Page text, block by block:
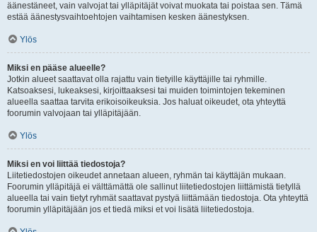
äänestäneet, vain valvojat tai ylläpitäjät voivat muokata tai poistaa sen. Tämä
estää äänestysvaihtoehtojen vaihtamisen kesken äänestyksen.
Ylös
Miksi en pääse alueelle?
Jotkin alueet saattavat olla rajattu vain tietyille käyttäjille tai ryhmille.
Katsoaksesi, lukeaksesi, kirjoittaaksesi tai muiden toimintojen tekeminen
alueella saattaa tarvita erikoisoikeuksia. Jos haluat oikeudet, ota yhteyttä
foorumin valvojaan tai ylläpitäjään.
Ylös
Miksi en voi liittää tiedostoja?
Liitetiedostojen oikeudet annetaan alueen, ryhmän tai käyttäjän mukaan.
Foorumin ylläpitäjä ei välttämättä ole sallinut liitetiedostojen liittämistä tietyllä
alueella tai vain tietyt ryhmät saattavat pystyä liittämään tiedostoja. Ota yhteyttä
foorumin ylläpitäjään jos et tiedä miksi et voi lisätä liitetiedostoja.